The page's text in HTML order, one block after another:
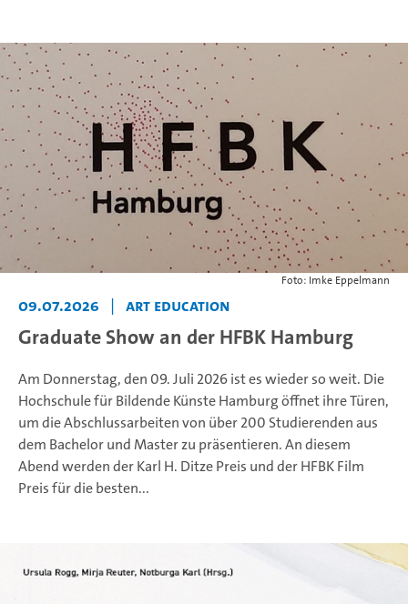
Foto: Imke Eppelmann
09.07.2026 ART EDUCATION
Graduate Show an der HFBK Hamburg
Am Donnerstag, den 09. Juli 2026 ist es wieder so weit. Die
Hochschule für Bildende Künste Hamburg öffnet ihre Türen,
um die Abschlussarbeiten von über 200 Studierenden aus
dem Bachelor und Master zu präsentieren. An diesem
Abend werden der Karl H. Ditze Preis und der HFBK Film
Preis für die besten...